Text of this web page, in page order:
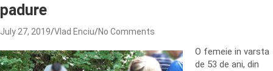
padure
July 27, 2019 Vlad Enciu No Comments
O femeie in varsta
de 53 de ani, din